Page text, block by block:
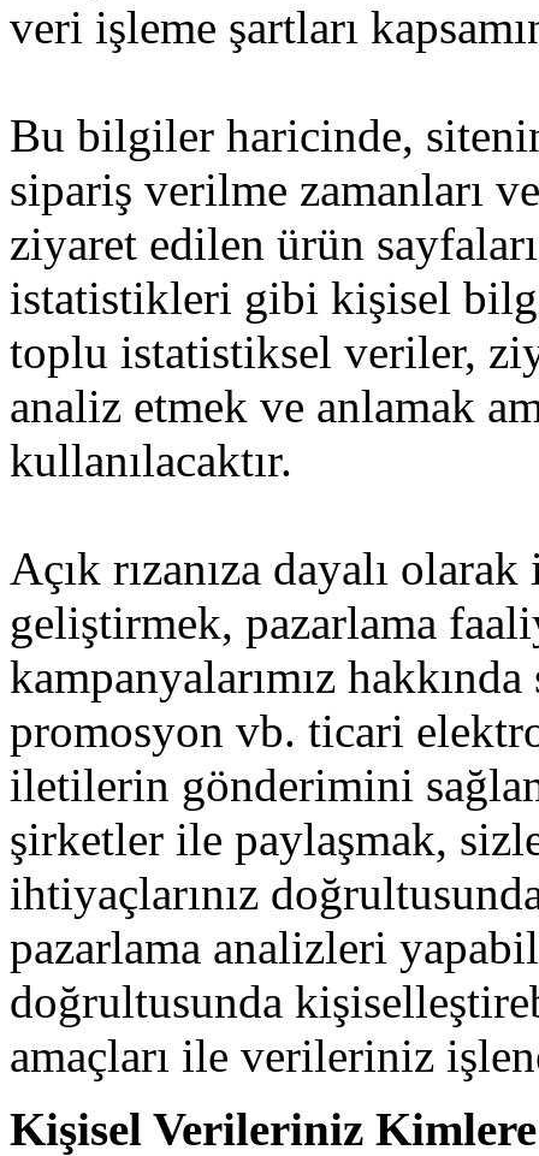
veri işleme şartları
Bu bilgiler haricinde,
sipariş verilme zamanları
ziyaret edilen ürün
istatistikleri gibi kişisel
toplu istatistiksel veriler,
analiz etmek ve anlamak
kullanılacaktır.
Açık rızanıza dayalı
geliştirmek, pazarlama
kampanyalarımız
promosyon vb. ticari
iletilerin gönderimini
şirketler ile paylaşmak,
ihtiyaçlarınız
pazarlama analizleri
doğrultusunda
amaçları ile verileriniz
Kişisel Verileriniz